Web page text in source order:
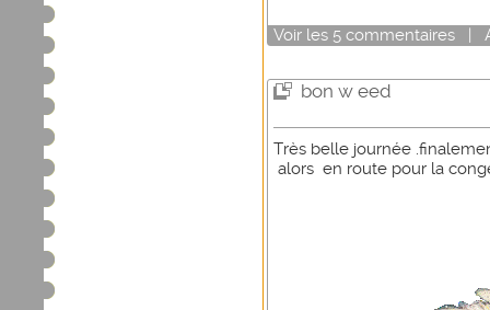
Voir les 5 commentaires |
bon w eed
Très belle journée
alors en route pour la